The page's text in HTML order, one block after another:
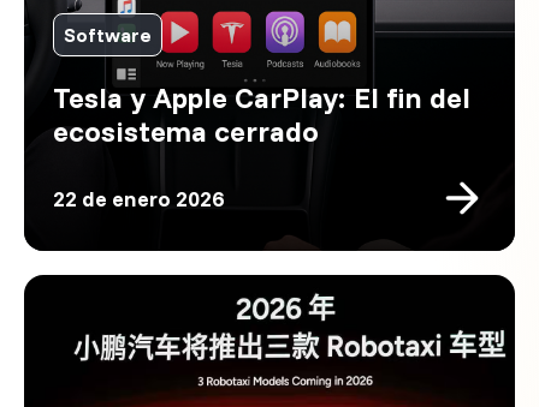
Software
Tesla y Apple CarPlay: El fin del
ecosistema cerrado
22 de enero 2026